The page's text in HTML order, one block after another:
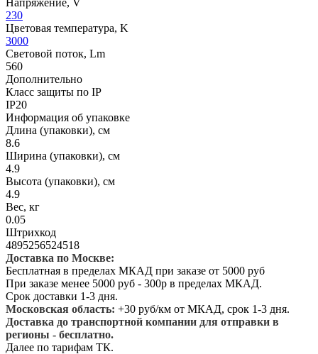
230
Цветовая температура, K
3000
Световой поток, Lm
560
Дополнительно
Класс защиты по IP
IP20
Информация об упаковке
Длина (упаковки), см
8.6
Ширина (упаковки), см
4.9
Высота (упаковки), см
4.9
Вес, кг
0.05
Штрихкод
4895256524518
Доставка по Москве:
Бесплатная в пределах МКАД при заказе от 5000 руб
При заказе менее 5000 руб - 300р в пределах МКАД.
Срок доставки 1-3 дня.
Московская область: +30 руб/км от МКАД, срок 1-3 дня.
Доставка до транспортной компании для отправки в
регионы - бесплатно.
Далее по тарифам ТК.